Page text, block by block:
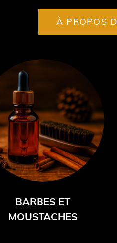
À PROPOS
BARBES ET
MOUSTACHES